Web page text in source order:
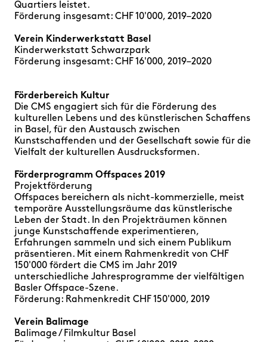
Quartiers leistet.
Förderung insgesamt: CHF 10'000, 2019–2020
Verein Kinderwerkstatt Basel
Kinderwerkstatt Schwarzpark
Förderung insgesamt: CHF 16'000, 2019–2020
Förderbereich Kultur
Die CMS engagiert sich für die Förderung des
kulturellen Lebens und des künstlerischen Schaffens
in Basel, für den Austausch zwischen
Kunstschaffenden und der Gesellschaft sowie für die
Vielfalt der kulturellen Ausdrucksformen.
Förderprogramm Offspaces 2019
Projektförderung
Offspaces bereichern als nicht-kommerzielle, meist
temporäre Ausstellungsräume das künstlerische
Leben der Stadt. In den Projekträumen können
junge Kunstschaffende experimentieren,
Erfahrungen sammeln und sich einem Publikum
präsentieren. Mit einem Rahmenkredit von CHF
150'000 fördert die CMS im Jahr 2019
unterschiedliche Jahresprogramme der vielfältigen
Basler Offspace-Szene.
Förderung: Rahmenkredit CHF 150'000, 2019
Verein Balimage
Balimage / Filmkultur Basel